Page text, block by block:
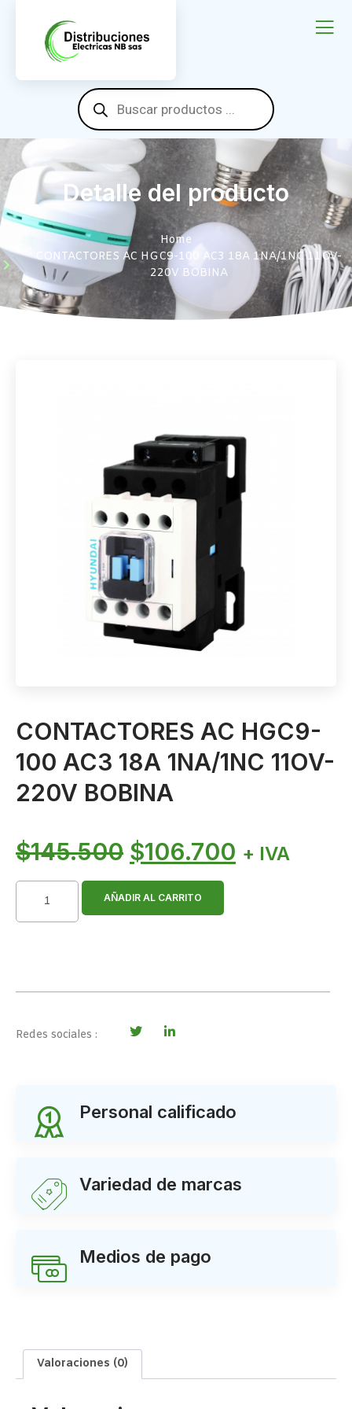
Detalle del producto
Home
CONTACTORES AC HGC9-100 AC3 18A 1NA/1NC 11OV-
220V BOBINA
CONTACTORES AC HGC9-
100 AC3 18A 1NA/1NC 11OV-
220V BOBINA
$145.500 $106.700 + IVA
AÑADIR AL CARRITO
Redes sociales :
Personal calificado
Variedad de marcas
Medios de pago
Valoraciones (0)